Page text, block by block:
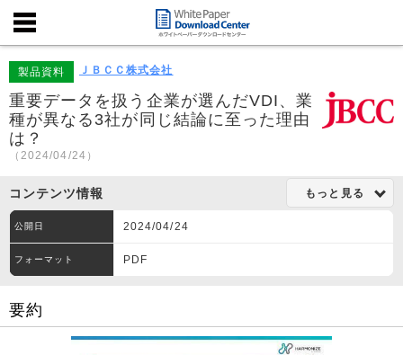
製品資料 ＪＢＣＣ株式会社
重要データを扱う企業が選んだVDI、業
種が異なる3社が同じ結論に至った理由
は？
（2024/04/24）
コンテンツ情報 もっと見る
公開日 2024/04/24
フォーマット PDF
要約